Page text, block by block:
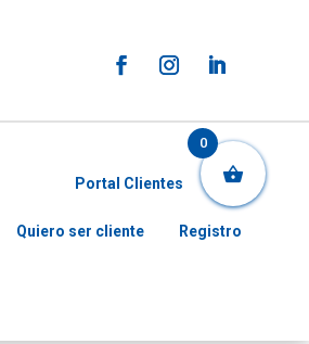
Portal Clientes
Quiero ser cliente Registro
0